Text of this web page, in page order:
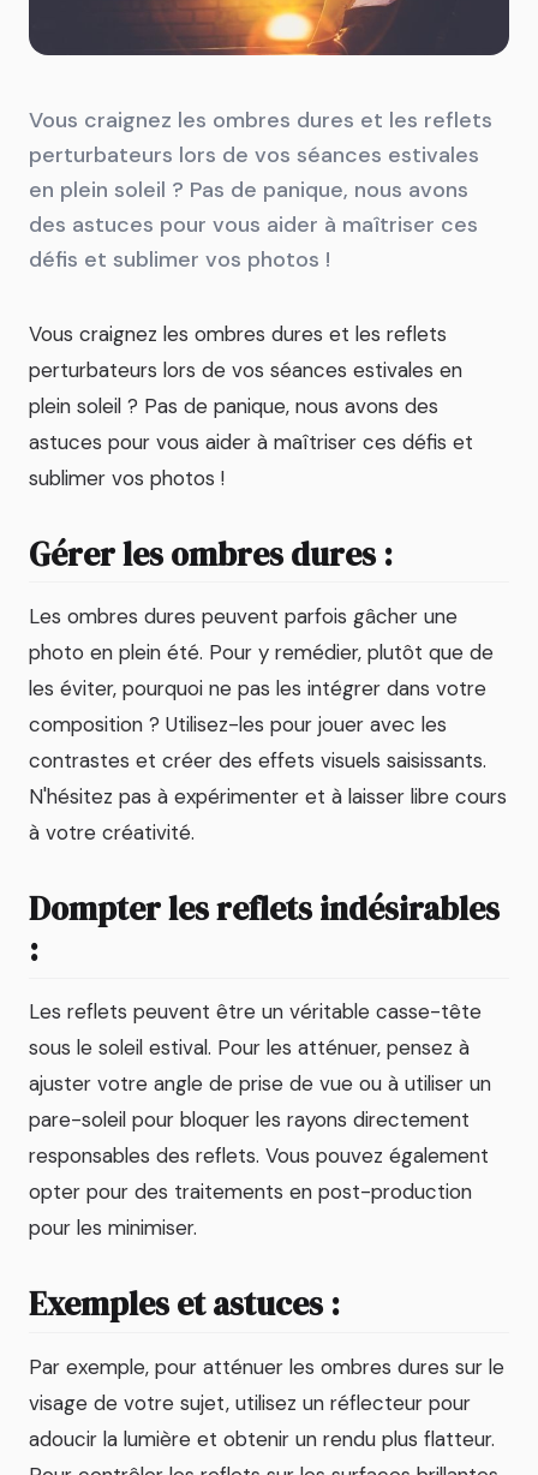
Vous craignez les ombres dures et les reflets
perturbateurs lors de vos séances estivales
en plein soleil ? Pas de panique, nous avons
des astuces pour vous aider à maîtriser ces
défis et sublimer vos photos !
Vous craignez les ombres dures et les reflets
perturbateurs lors de vos séances estivales en
plein soleil ? Pas de panique, nous avons des
astuces pour vous aider à maîtriser ces défis et
sublimer vos photos !
Gérer les ombres dures :
Les ombres dures peuvent parfois gâcher une
photo en plein été. Pour y remédier, plutôt que de
les éviter, pourquoi ne pas les intégrer dans votre
composition ? Utilisez-les pour jouer avec les
contrastes et créer des effets visuels saisissants.
N'hésitez pas à expérimenter et à laisser libre cours
à votre créativité.
Dompter les reflets indésirables
:
Les reflets peuvent être un véritable casse-tête
sous le soleil estival. Pour les atténuer, pensez à
ajuster votre angle de prise de vue ou à utiliser un
pare-soleil pour bloquer les rayons directement
responsables des reflets. Vous pouvez également
opter pour des traitements en post-production
pour les minimiser.
Exemples et astuces :
Par exemple, pour atténuer les ombres dures sur le
visage de votre sujet, utilisez un réflecteur pour
adoucir la lumière et obtenir un rendu plus flatteur.